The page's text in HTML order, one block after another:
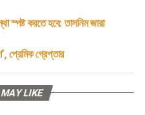
স্পষ্ট করতে হবে: তাসনিম জারা
প্রেমিক গ্রেপ্তার
LIKE